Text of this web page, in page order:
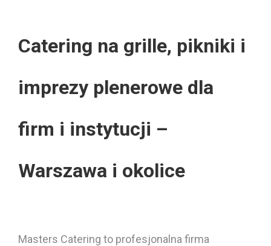
Catering na grille, pikniki i
imprezy plenerowe dla
firm i instytucji –
Warszawa i okolice
Masters Catering to profesjonalna firma